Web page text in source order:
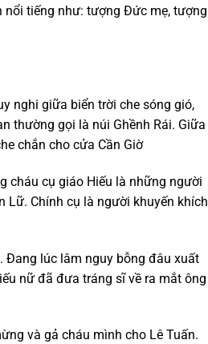
nổi tiếng như: tượng Đức mẹ, tượng
nghi giữa biển trời che sóng gió,
thường gọi là núi Ghềnh Rái. Giữa
chắn cho cửa Cần Giờ
cháu cụ giáo Hiếu là những người
Lữ. Chính cụ là người khuyến khích
Đang lúc lâm nguy bỗng đâu xuất
nữ đã đưa tráng sĩ về ra mắt ông
và gả cháu mình cho Lê Tuấn.